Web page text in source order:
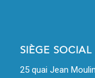
SIÈGE
25 quai Jean Moulin